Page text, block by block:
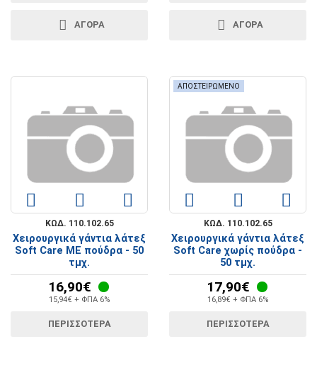
ΑΓΟΡΑ ΑΓΟΡΑ
ΚΩΔ. 110.102.65
Χειρουργικά γάντια λάτεξ
Soft Care ΜΕ πούδρα - 50
τμχ.
16,90€
15,94€ + ΦΠΑ 6%
ΠΕΡΙΣΣΟΤΕΡΑ
ΑΠΟΣΤΕΙΡΩΜΕΝΟ
ΚΩΔ. 110.102.65
Χειρουργικά γάντια λάτεξ
Soft Care χωρίς πούδρα -
50 τμχ.
17,90€
16,89€ + ΦΠΑ 6%
ΠΕΡΙΣΣΟΤΕΡΑ